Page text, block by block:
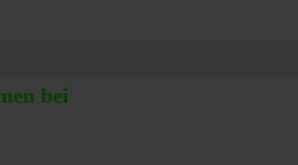
bei